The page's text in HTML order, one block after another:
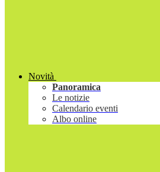
Novità
Panoramica
Le notizie
Calendario eventi
Albo online